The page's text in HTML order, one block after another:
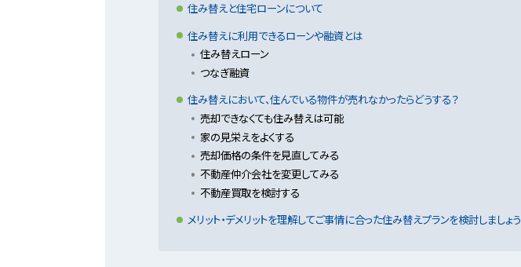
住み替えと住宅ローンについて
住み替えに利用できるローンや融資とは
住み替えローン
つなぎ融資
住み替えにおいて、住んでいる物件が売れなかったらどうする？
売却できなくても住み替えは可能
家の見栄えをよくする
売却価格の条件を見直してみる
不動産仲介会社を変更してみる
不動産買取を検討する
メリット・デメリットを理解してご事情に合った住み替えプランを検討しましょう